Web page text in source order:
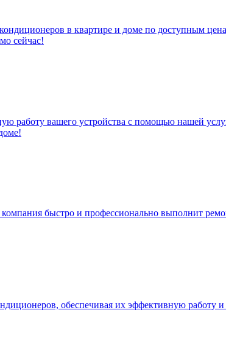
в квартире и доме по доступным
сейчас!
работу вашего устройства с помощью нашей
быстро и профессионально выполнит
обеспечивая их эффективную работу